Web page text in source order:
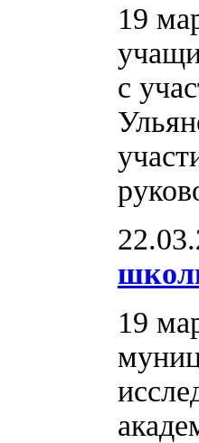
19
с
19